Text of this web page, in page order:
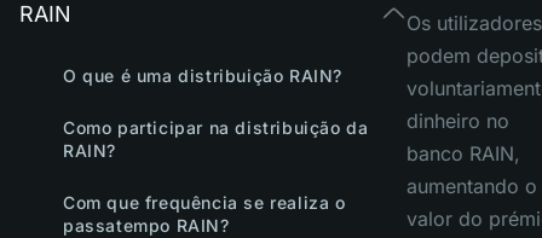
RAIN
O que é uma distribuição RAIN?
Como participar na distribuição da
RAIN?
Com que frequência se realiza o
passatempo RAIN?
Os utilizadores
podem
dinheiro no
banco RAIN,
aumentando o
valor do